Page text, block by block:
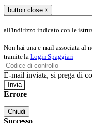
button close ×
all'indirizzo indicato con le
Non hai una e-mail associata al
tramite la Login Spaggiari
E-mail inviata, si prega di
Errore
Chiudi
Successo